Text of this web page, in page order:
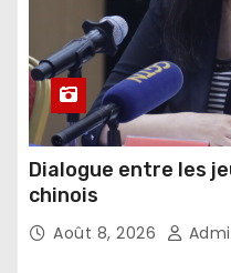
Dialogue entre les
chinois
Août 8, 2026